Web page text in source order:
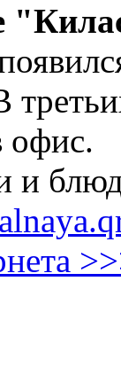
офис.